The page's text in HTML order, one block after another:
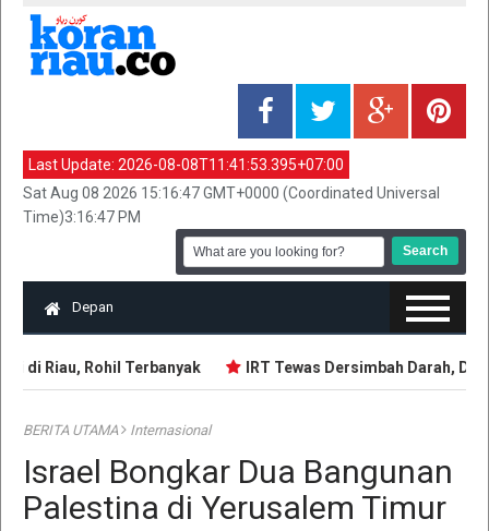
Last Update: 2026-08-08T11:41:53.395+07:00
Sat Aug 08 2026 15:16:47 GMT+0000 (Coordinated Universal
Time)3:16:47 PM
Depan
di Riau, Rohil Terbanyak IRT Tewas Dersimbah Darah,
BERITA UTAMA Internasional
Israel Bongkar Dua Bangunan
Palestina di Yerusalem Timur